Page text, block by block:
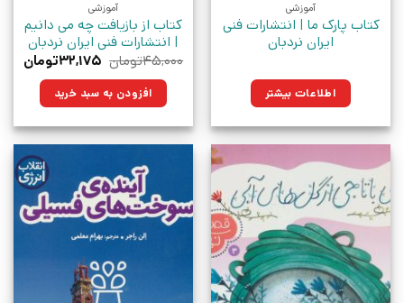
آموزشی
کتاب پارک ما | انتشارات فنی
ایران نردبان
اطلاعات بیشتر
آموزشی
کتاب از بازیافت چه می دانیم
| انتشارات فنی ایران نردبان
۴۵,۰۰۰تومان قیمت
۴۵,۰۰۰تومان
بود.
۳۲,۱۷۵تومان
افزودن به سبد خرید